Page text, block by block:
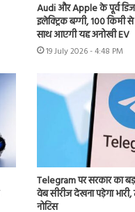
Audi और Apple के पूर्व
इलेक्ट्रिक बग्गी, 100 किमी
साथ आएगी यह अनोखी EV
19 July 2026 - 4:48 PM
Telegram पर सरकार का
वेब सीरीज देखना पड़ेगा भारी,
नोटिस